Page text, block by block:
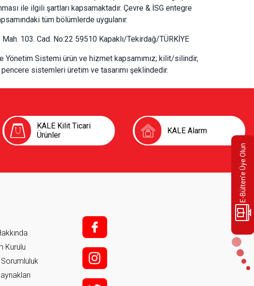
E-Bülten'e Üye Olun
ile ilgili şartları kapsamaktadır. Çevre & İSG entegre
tüm bölümlerde uygulanır.
Mah. 103. Cad. No:22 59510 Kapaklı/Tekirdağ/TÜRKİYE
Yönetim Sistemi ürün ve hizmet kapsamımız; kilit/silindir,
sistemleri üretim ve tasarımı şeklindedir.
KALE Kilit Ticari
Ürünler
KALE Alarm
Kurulu
f;
i;